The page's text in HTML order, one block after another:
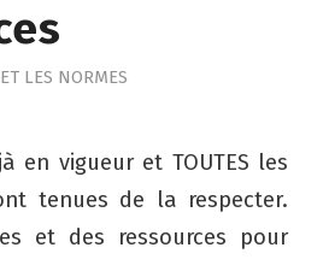
LES NORMES
en vigueur et TOUTES les
tenues de la respecter.
et des ressources pour